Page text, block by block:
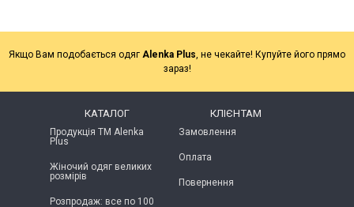
Якщо Вам подобається одяг Alenka Plus, не чекайте! Купуйте його прямо
зараз!
КАТАЛОГ
Продукція ТМ Alenka
Plus
Жіночий одяг великих
розмірів
Розпродаж: все по 100
КЛІЄНТАМ
Замовлення
Оплата
Повернення